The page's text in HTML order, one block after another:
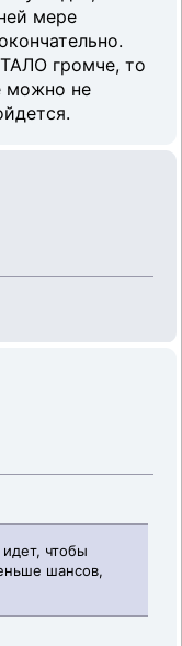
мере
громче, то
можно не
чтобы
шансов,